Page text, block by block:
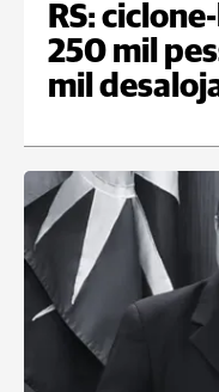
RS:
250 mil
mil